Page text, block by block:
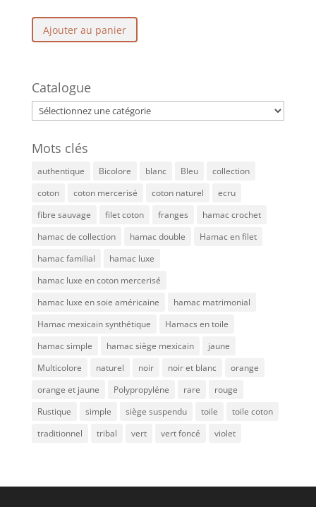
Ajouter au panier
Catalogue
Mots clés
authentique Bicolore blanc Bleu
collection
coton
coton mercerisé coton naturel
ecru
fibre sauvage
filet coton franges
hamac crochet
hamac de collection
hamac double
Hamac en filet
hamac familial
hamac luxe
hamac luxe en coton mercerisé
hamac luxe en soie américaine
hamac matrimonial
Hamac mexicain synthétique
Hamacs en toile
hamac simple
hamac siège mexicain
jaune
Multicolore
naturel noir noir et blanc
orange
orange et jaune
Polypropyléne rare
rouge
Rustique
simple siège suspendu toile
toile coton
traditionnel
tribal vert vert foncé violet